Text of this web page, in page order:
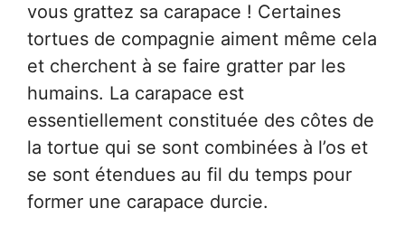
vous grattez sa carapace ! Certaines
tortues de compagnie aiment même cela
et cherchent à se faire gratter par les
humains. La carapace est
essentiellement constituée des côtes de
la tortue qui se sont combinées à l’os et
se sont étendues au fil du temps pour
former une carapace durcie.